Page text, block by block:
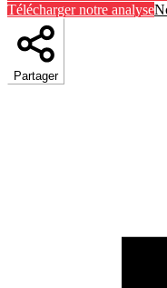
Télécharger notre analyse
Partager